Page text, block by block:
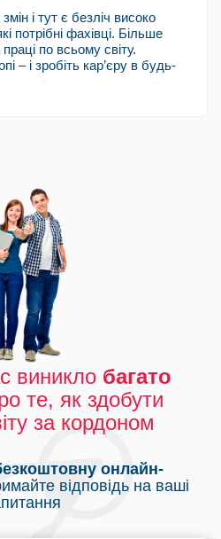
і тут є безліч високо
потрібні фахівці. Більше
по всьому світу.
– і зробіть кар’єру в будь-
виникло багато
те, як здобути
за кордоном
онлайн-
відповідь на ваші